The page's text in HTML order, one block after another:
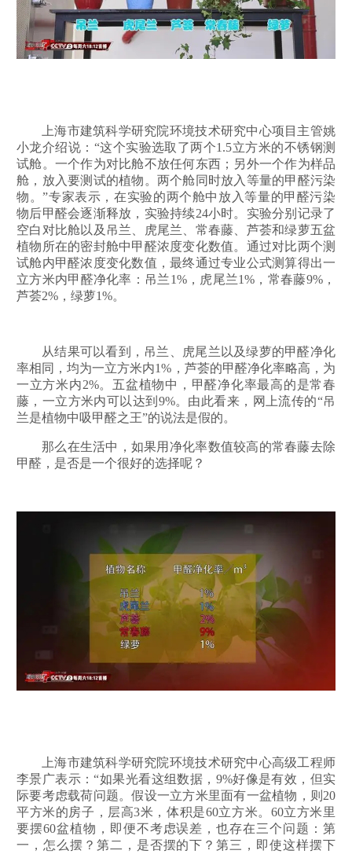
上海市建筑科学研究院环境技术研究中心项目主管姚
小龙介绍说：“这个实验选取了两个1.5立方米的不锈钢测
试舱。一个作为对比舱不放任何东西；另外一个作为样品
舱，放入要测试的植物。两个舱同时放入等量的甲醛污染
物。”专家表示，在实验的两个舱中放入等量的甲醛污染
物后甲醛会逐渐释放，实验持续24小时。实验分别记录了
空白对比舱以及吊兰、虎尾兰、常春藤、芦荟和绿萝五盆
植物所在的密封舱中甲醛浓度变化数值。通过对比两个测
试舱内甲醛浓度变化数值，最终通过专业公式测算得出一
立方米内甲醛净化率：吊兰1%，虎尾兰1%，常春藤9%，
芦荟2%，绿萝1%。
从结果可以看到，吊兰、虎尾兰以及绿萝的甲醛净化
率相同，均为一立方米内1%，芦荟的甲醛净化率略高，为
一立方米内2%。五盆植物中，甲醛净化率最高的是常春
藤，一立方米内可以达到9%。由此看来，网上流传的“吊
兰是植物中吸甲醛之王”的说法是假的。
那么在生活中，如果用净化率数值较高的常春藤去除
甲醛，是否是一个很好的选择呢？
上海市建筑科学研究院环境技术研究中心高级工程师
李景广表示：“如果光看这组数据，9%好像是有效，但实
际要考虑载荷问题。假设一立方米里面有一盆植物，则20
平方米的房子，层高3米，体积是60立方米。60立方米里
要摆60盆植物，即便不考虑误差，也存在三个问题：第
一，怎么摆？第二，是否摆的下？第三，即使这样摆下